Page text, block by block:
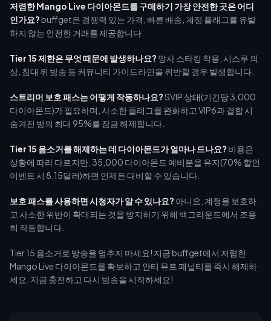
저렴한 Mango Live 다이아몬드를 구매하기 가장 안전한 곳은 어디
인가요?buffget은 경쟁력 있는 가격, 빠른 배송, 계정 플래그를 유발
하지 않는 안전한 거래를 제공합니다.
Tier 15 제한은 무엇 때문에 발생하나요? 망사 스타킹 착용, 시스루 의
상, 침대 위 방송 등 커뮤니티 가이드라인을 위반할 경우 발생합니다.
스트리머 보호 패스는 어떻게 작동하나요?SVIP 상태(기간당 3,000
다이아몬드)가 필요하며, 사소한 플래그를 완화하고 VIP6과 결합 시
숨겨진 방의 최대 95%를 잠금 해제합니다.
Tier 15 음소거를 해제하는 데 다이아몬드가 얼마나 드나요? 비용은
상황에 따라 다르지만, 35,000 다이아몬드 예비분을 유지(70% 할인
이벤트 시 8.15달러)하면 언제든 대비할 수 있습니다.
보호 패스를 사용하면 시청자가 알 수 있나요? 아니요, 계정을 보호하
고 사소한 위반이 확대되는 것을 방지하기 위해 백그라운드에서 조용
히 작동합니다.
Tier 15 음소거로 방송을 멈추지 마세요! 지금 buffget에서 저렴한
Mango Live 다이아몬드를 확보하고 안티 뮤트 페널티를 즉시 해제하
세요. 지금 충전하고 다시 방송을 시작하세요!